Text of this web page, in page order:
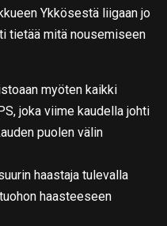
Ykkösestä liigaan jo
tietää mitä nousemiseen
myöten kaikki
joka viime kaudella johti
puolen välin
haastaja tulevalla
haasteeseen